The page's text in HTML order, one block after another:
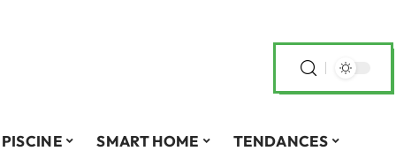
PISCINE SMART HOME TENDANCES